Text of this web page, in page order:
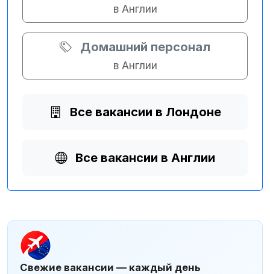
в Англии
Домашний персонал
в Англии
Все вакансии в Лондоне
Все вакансии в Англии
Свежие вакансии — каждый день